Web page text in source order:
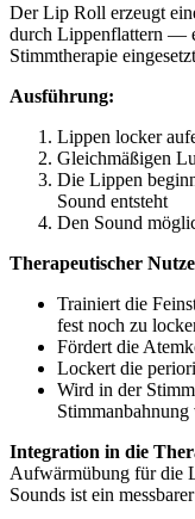
Der Lip Roll erzeugt
durch Lippenflattern —
Stimmtherapie
Ausführung:
Lippen locker
Gleichmäßigen
Die Lippen
Sound entsteht
Den Sound
Therapeutischer
Trainiert die
fest noch zu
Fördert die
Lockert die
Wird in der
Stimmanbahnung
Integration in die
Aufwärmübung für die
Sounds ist ein